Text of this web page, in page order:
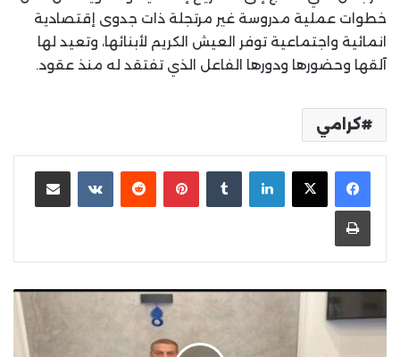
خطوات عملية مدروسة غير مرتجلة ذات جدوى إقتصادية
انمائية واجتماعية توفر العيش الكريم لأبنائها، وتعيد لها
آلقها وحضورها ودورها الفاعل الذي تفتقد له منذ عقود.
كرامي
لينكدإن بينتيريست مشاركة عبر البريد
طباعة